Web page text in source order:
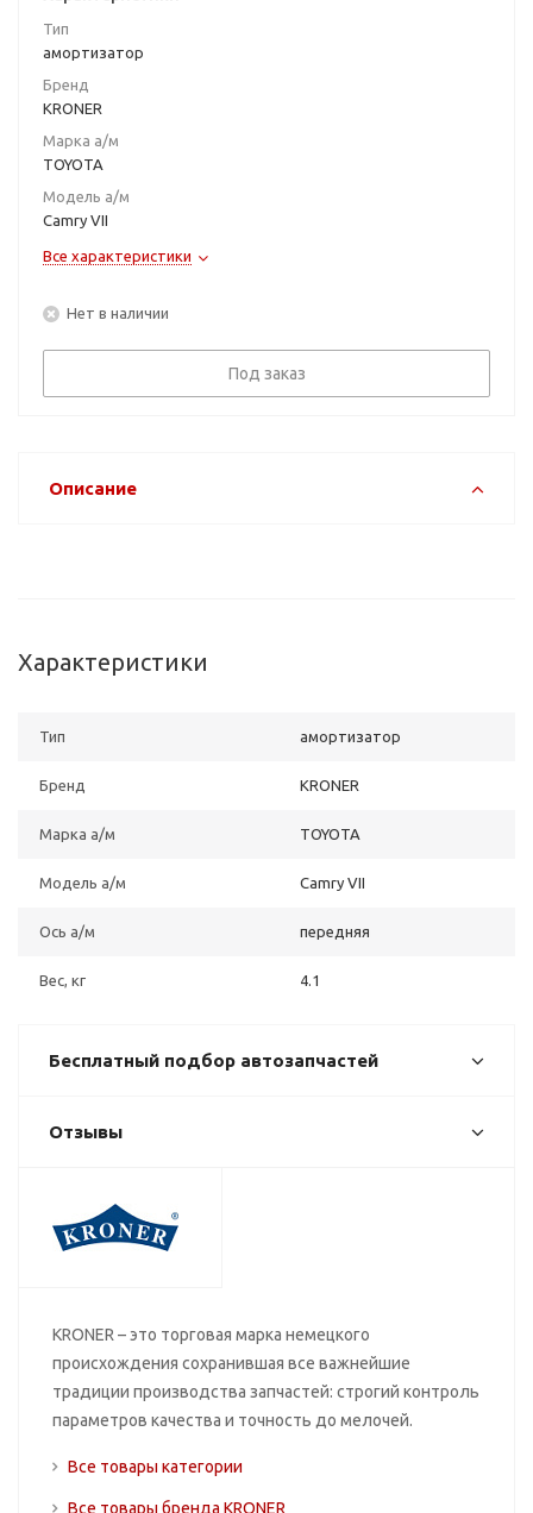
Тип
амортизатор
Бренд
KRONER
Марка а/м
TOYOTA
Модель а/м
Camry VII
Все характеристики
Нет в наличии
Под заказ
Описание
Характеристики
Тип амортизатор
Бренд KRONER
Марка а/м TOYOTA
Модель а/м Camry VII
Ось а/м передняя
Вес, кг 4.1
Бесплатный подбор автозапчастей
Отзывы
KRONER – это торговая марка немецкого
происхождения сохранившая все важнейшие
традиции производства запчастей: строгий контроль
параметров качества и точность до мелочей.
Все товары категории
Все товары бренда KRONER